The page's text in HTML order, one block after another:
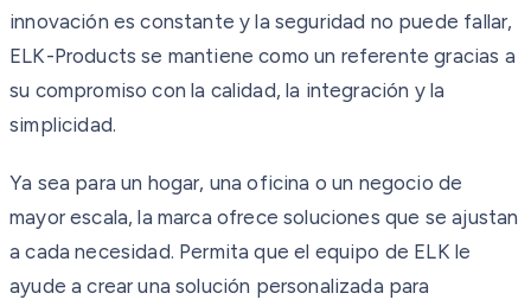
innovación es constante y la seguridad no puede fallar,
ELK-Products se mantiene como un referente gracias a
su compromiso con la calidad, la integración y la
simplicidad.
Ya sea para un hogar, una oficina o un negocio de
mayor escala, la marca ofrece soluciones que se ajustan
a cada necesidad. Permita que el equipo de ELK le
ayude a crear una solución personalizada para